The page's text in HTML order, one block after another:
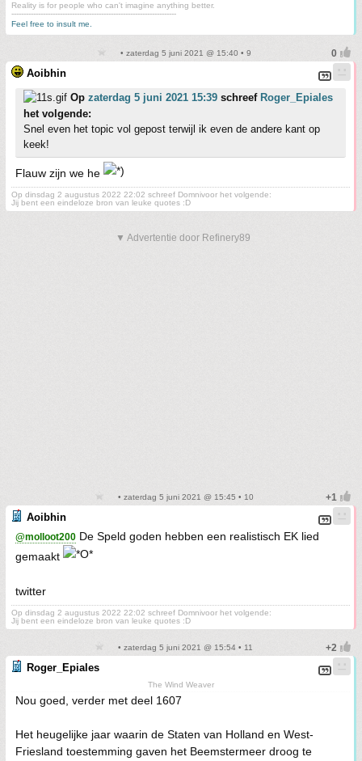
Reality is for people who can't imagine anything better.
--------------------------------------------------------------------
Feel free to insult me.
• zaterdag 5 juni 2021 @ 15:40 • 9
Aoibhin
Op zaterdag 5 juni 2021 15:39 schreef Roger_Epiales
het volgende:
Snel even het topic vol gepost terwijl ik even de andere kant op
keek!
Flauw zijn we he
Op dinsdag 2 augustus 2022 22:02 schreef Domnivoor het volgende:
Jij bent een eindeloze bron van leuke quotes :D
▼ Advertentie door Refinery89
• zaterdag 5 juni 2021 @ 15:45 • 10
Aoibhin
@molloot200 De Speld goden hebben een realistisch EK lied
gemaakt
twitter
Op dinsdag 2 augustus 2022 22:02 schreef Domnivoor het volgende:
Jij bent een eindeloze bron van leuke quotes :D
• zaterdag 5 juni 2021 @ 15:54 • 11
Roger_Epiales
The Wind Weaver
Nou goed, verder met deel 1607
Het heugelijke jaar waarin de Staten van Holland en West-
Friesland toestemming gaven het Beemstermeer droog te